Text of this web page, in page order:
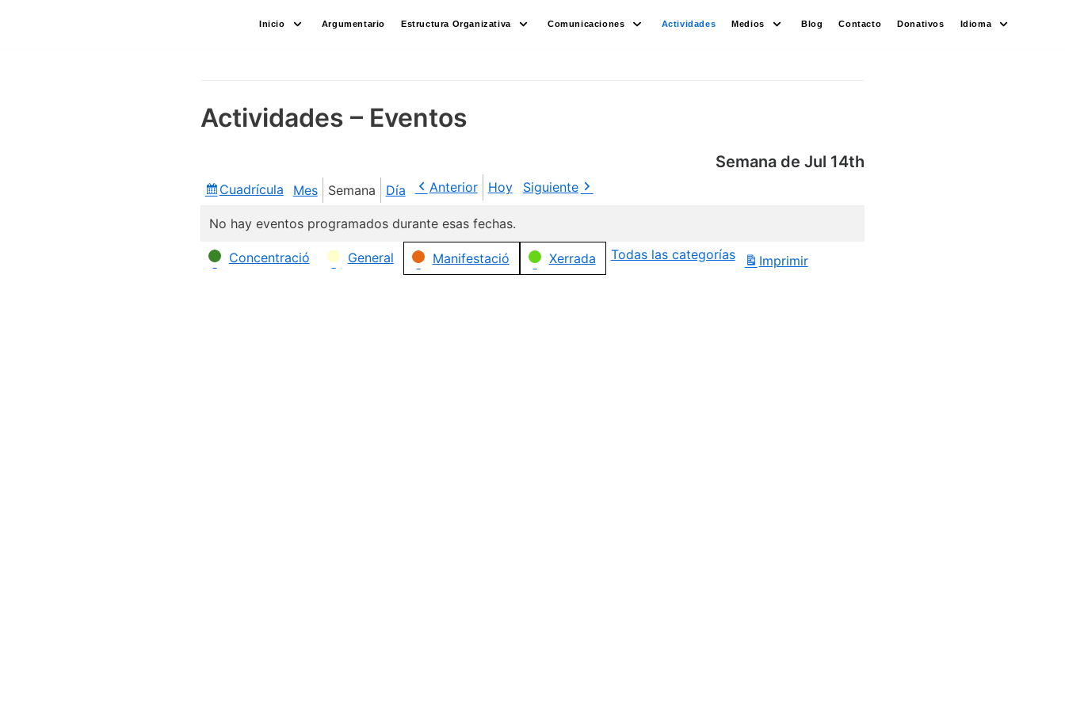
Inicio Argumentario Estructura Organizativa Comunicaciones Actividades Medios Blog Contacto Donativos Idioma
Actividades – Eventos
Semana de Jul 14th
Ver
Cuadrícula Mes Semana Día Anterior Hoy Siguiente
No hay eventos programados durante esas fechas.
Categorías
Concentració General Manifestació Xerrada Todas las categorías Imprimir